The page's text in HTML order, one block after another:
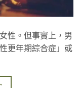
性。但事實上，男
更年期綜合症」或